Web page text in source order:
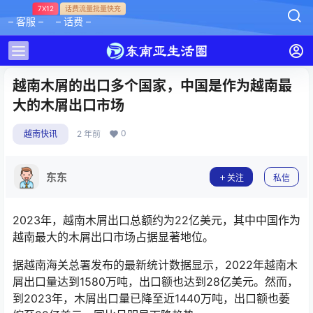
– 客服 –
7X12
– 话费 –
话费流量批量快充
越南木屑的出口多个国家，中国是作为越南最
大的木屑出口市场
越南快讯 2 年前 0
东东 关注 私信
2023年，越南木屑出口总额约为22亿美元，其中中国作为
越南最大的木屑出口市场占据显著地位。
据越南海关总署发布的最新统计数据显示，2022年越南木
屑出口量达到1580万吨，出口额也达到28亿美元。然而，
到2023年，木屑出口量已降至近1440万吨，出口额也萎